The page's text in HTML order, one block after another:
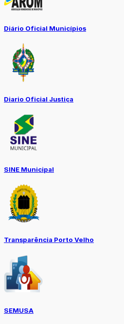
Diário Oficial Municípios
Diario Oficial Justiça
SINE Municipal
Transparência Porto Velho
SEMUSA